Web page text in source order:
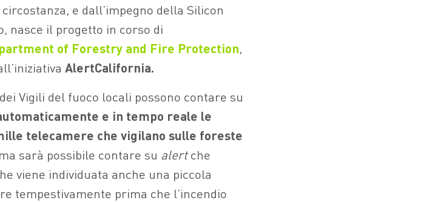
e dall’impegno della Silicon
nasce il progetto in corso di
of Forestry and Fire Protection,
AlertCalifornia.
Vigili del fuoco locali possono contare su
e in tempo reale le
telecamere che vigilano sulle foreste
sarà possibile contare su alertche
viene individuata anche una piccola
tempestivamente prima che l’incendio